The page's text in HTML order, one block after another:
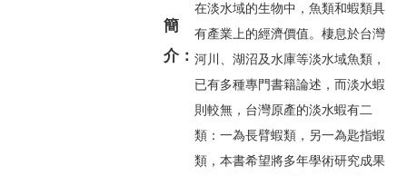
簡
介：
在淡水域的生物中，魚類和蝦類具
有產業上的經濟價值。棲息於台灣
河川、湖沼及水庫等淡水域魚類，
已有多種專門書籍論述，而淡水蝦
則較無，台灣原產的淡水蝦有二
類：一為長臂蝦類，另一為匙指蝦
類，本書希望將多年學術研究成果